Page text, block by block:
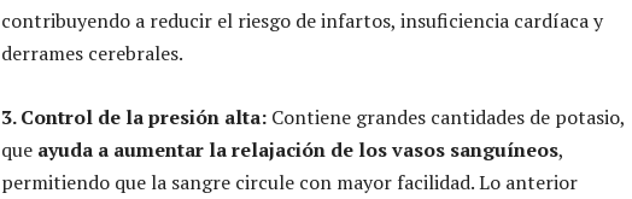
contribuyendo a reducir el riesgo de infartos, insuficiencia cardíaca y
derrames cerebrales.
3. Control de la presión alta: Contiene grandes cantidades de potasio,
que ayuda a aumentar la relajación de los vasos sanguíneos,
permitiendo que la sangre circule con mayor facilidad. Lo anterior